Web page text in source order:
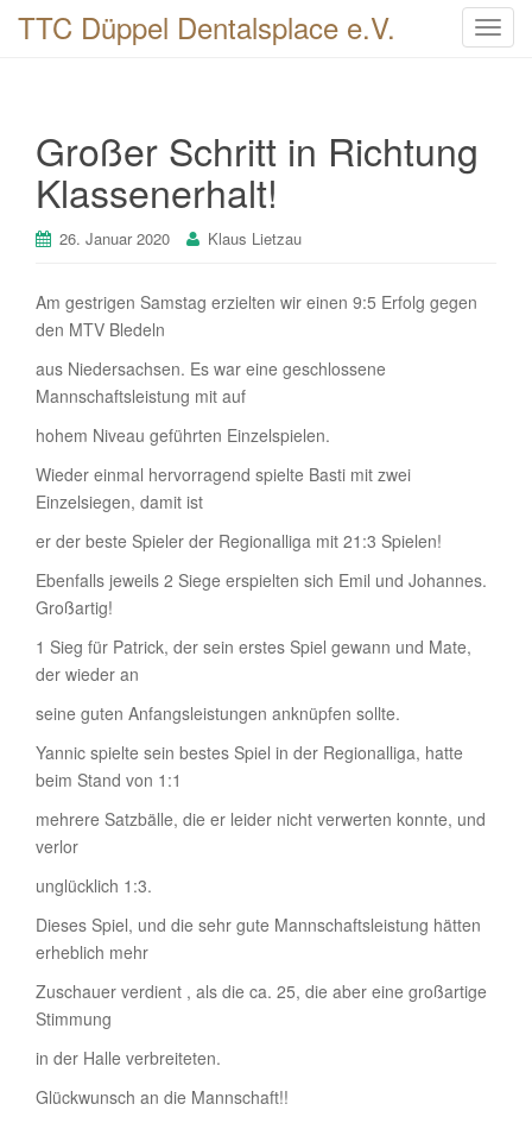
T
TTC Düppel Dentalsplace e.V.
Großer Schritt in Richtung
Klassenerhalt!
26. Januar 2020 Klaus Lietzau
Am gestrigen Samstag erzielten wir einen 9:5 Erfolg gegen
den MTV Bledeln
aus Niedersachsen. Es war eine geschlossene
Mannschaftsleistung mit auf
hohem Niveau geführten Einzelspielen.
Wieder einmal hervorragend spielte Basti mit zwei
Einzelsiegen, damit ist
er der beste Spieler der Regionalliga mit 21:3 Spielen!
Ebenfalls jeweils 2 Siege erspielten sich Emil und Johannes.
Großartig!
1 Sieg für Patrick, der sein erstes Spiel gewann und Mate,
der wieder an
seine guten Anfangsleistungen anknüpfen sollte.
Yannic spielte sein bestes Spiel in der Regionalliga, hatte
beim Stand von 1:1
mehrere Satzbälle, die er leider nicht verwerten konnte, und
verlor
unglücklich 1:3.
Dieses Spiel, und die sehr gute Mannschaftsleistung hätten
erheblich mehr
Zuschauer verdient , als die ca. 25, die aber eine großartige
Stimmung
in der Halle verbreiteten.
Glückwunsch an die Mannschaft!!